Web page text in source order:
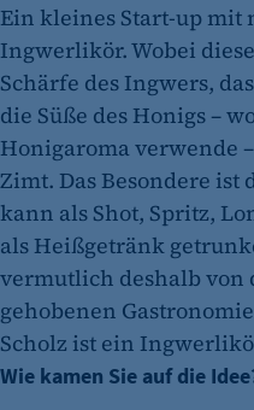
Ein kleines Start-up mit
Ingwerlikör. Wobei
Schärfe des Ingwers,
die Süße des Honigs –
Honigaroma verwende
Zimt. Das Besondere
kann als Shot, Spritz,
als Heißgetränk
vermutlich deshalb von
gehobenen
Scholz ist ein
Wie kamen Sie auf die